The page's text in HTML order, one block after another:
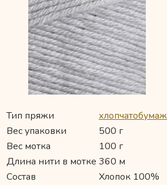
Тип пряжи
Вес упаковки
500 г
Вес мотка
100 г
Длина нити в мотке 360 м
Состав
Хлопок 100%